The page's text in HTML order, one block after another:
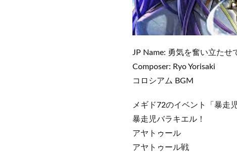
JP Name: 勇気を奮い立たせ
Composer: Ryo Yorisaki
コロシアム BGM
メギド72のイベント「暴走
暴走児バラキエル！
アヤトゥール
アヤトゥール戦